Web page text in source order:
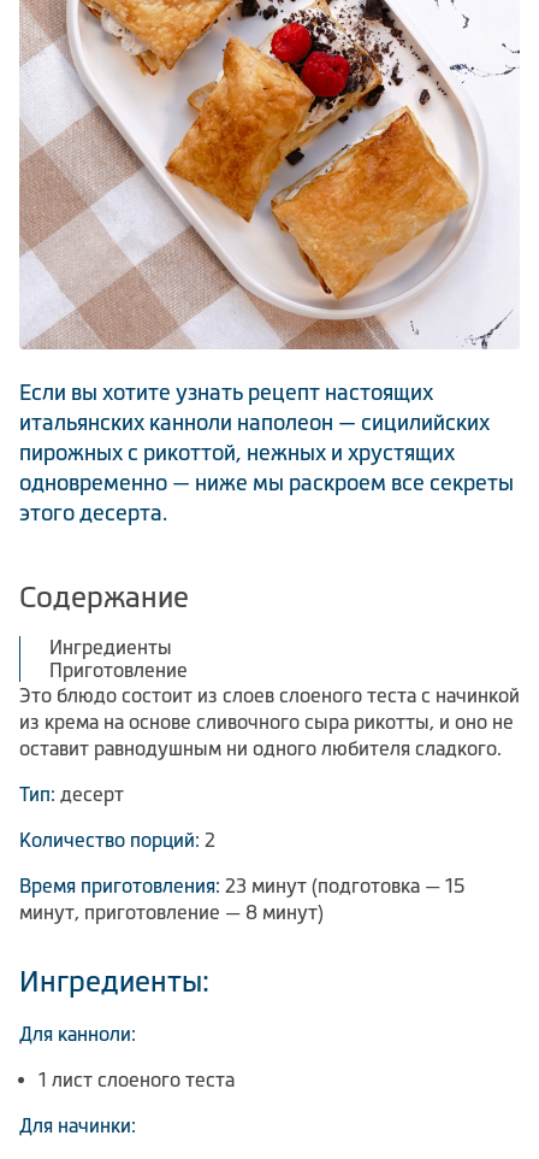
Сравнить
Если вы хотите узнать рецепт настоящих
итальянских канноли наполеон — сицилийских
пирожных с рикоттой, нежных и хрустящих
одновременно — ниже мы раскроем все секреты
этого десерта.
Содержание
Ингредиенты
Приготовление
Это блюдо состоит из слоев слоеного теста с начинкой
из крема на основе сливочного сыра рикотты, и оно не
оставит равнодушным ни одного любителя сладкого.
Тип: десерт
Количество порций: 2
Время приготовления: 23 минут (подготовка — 15
минут, приготовление — 8 минут)
Ингредиенты:
Для канноли:
1 лист слоеного теста
Для начинки: